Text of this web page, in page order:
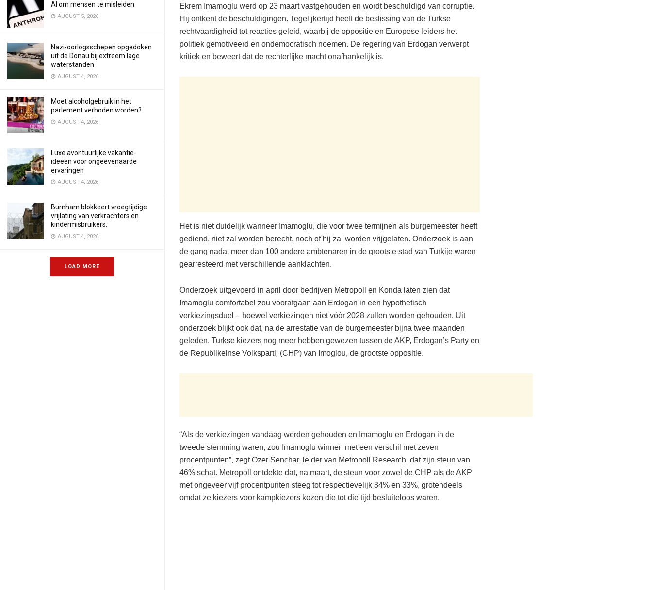
AI om mensen te misleiden
AUGUST 5, 2026
Nazi-oorlogsschepen opgedoken
uit de Donau bij extreem lage
waterstanden
AUGUST 4, 2026
Moet alcoholgebruik in het
parlement verboden worden?
AUGUST 4, 2026
Luxe avontuurlijke vakantie-
ideeën voor ongeëvenaarde
ervaringen
AUGUST 4, 2026
Burnham blokkeert vroegtijdige
vrijlating van verkrachters en
kindermisbruikers.
AUGUST 4, 2026
LOAD MORE
Ekrem Imamoglu werd op 23 maart vastgehouden en wordt beschuldigd van corruptie.
Hij ontkent de beschuldigingen. Tegelijkertijd heeft de beslissing van de Turkse
rechtvaardigheid tot reacties geleid, waarbij de oppositie en Europese leiders het
politiek gemotiveerd en ondemocratisch noemen. De regering van Erdogan verwerpt
kritiek en beweert dat de rechterlijke macht onafhankelijk is.
Het is niet duidelijk wanneer Imamoglu, die voor twee termijnen als burgemeester heeft
gediend, niet zal worden berecht, noch of hij zal worden vrijgelaten. Onderzoek is aan
de gang nadat meer dan 100 andere ambtenaren in de grootste stad van Turkije waren
gearresteerd met verschillende aanklachten.
Onderzoek uitgevoerd in april door bedrijven Metropoll en Konda laten zien dat
Imamoglu comfortabel zou voorafgaan aan Erdogan in een hypothetisch
verkiezingsduel – hoewel verkiezingen niet vóór 2028 zullen worden gehouden. Uit
onderzoek blijkt ook dat, na de arrestatie van de burgemeester bijna twee maanden
geleden, Turkse kiezers nog meer hebben gewezen tussen de AKP, Erdogan’s Party en
de Republikeinse Volkspartij (CHP) van Imoglou, de grootste oppositie.
“Als de verkiezingen vandaag werden gehouden en Imamoglu en Erdogan in de
tweede stemming waren, zou Imamoglu winnen met een verschil met zeven
procentpunten”, zegt Ozer Senchar, leider van Metropoll Research, dat zijn steun van
46% schat. Metropoll ontdekte dat, na maart, de steun voor zowel de CHP als de AKP
met ongeveer vijf procentpunten steeg tot respectievelijk 34% en 33%, grotendeels
omdat ze kiezers voor kampkiezers kozen die tot die tijd besluiteloos waren.